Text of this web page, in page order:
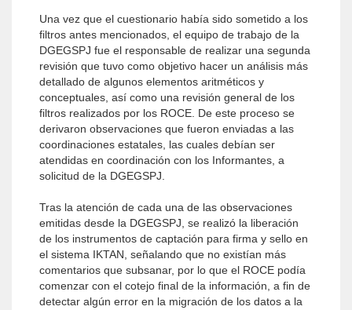
Una vez que el cuestionario había sido sometido a los
filtros antes mencionados, el equipo de trabajo de la
DGEGSPJ fue el responsable de realizar una segunda
revisión que tuvo como objetivo hacer un análisis más
detallado de algunos elementos aritméticos y
conceptuales, así como una revisión general de los
filtros realizados por los ROCE. De este proceso se
derivaron observaciones que fueron enviadas a las
coordinaciones estatales, las cuales debían ser
atendidas en coordinación con los Informantes, a
solicitud de la DGEGSPJ.
Tras la atención de cada una de las observaciones
emitidas desde la DGEGSPJ, se realizó la liberación
de los instrumentos de captación para firma y sello en
el sistema IKTAN, señalando que no existían más
comentarios que subsanar, por lo que el ROCE podía
comenzar con el cotejo final de la información, a fin de
detectar algún error en la migración de los datos a la